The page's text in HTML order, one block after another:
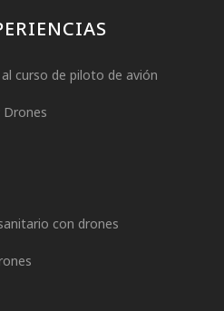
curso de piloto de avión
Drones
con drones